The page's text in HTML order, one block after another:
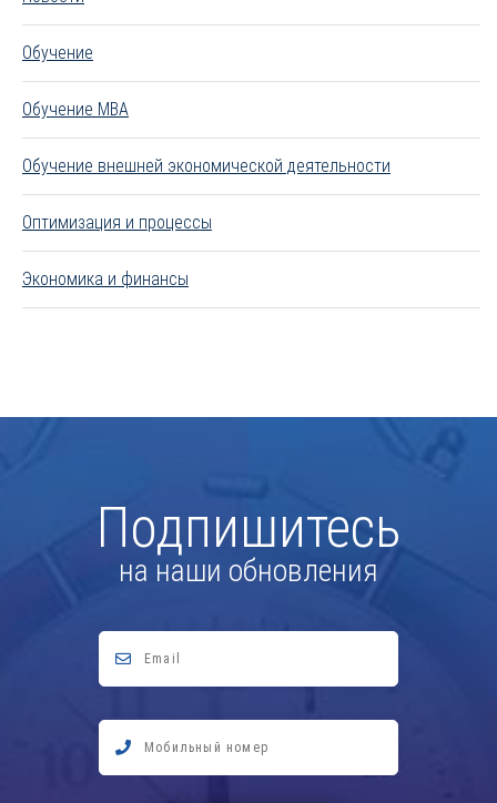
Обучение
Обучение MBA
Обучение внешней экономической деятельности
Оптимизация и процессы
Экономика и финансы
Подпишитесь
на наши обновления